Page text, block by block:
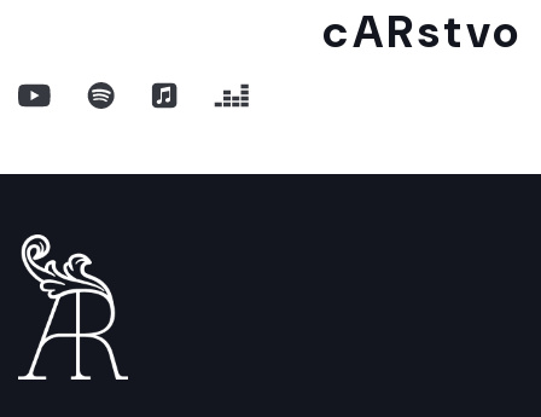
cARstvo